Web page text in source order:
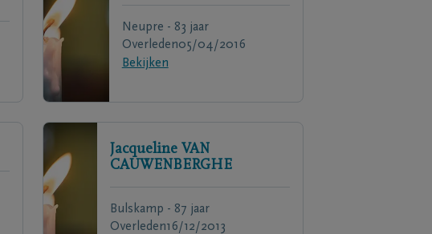
Neupre - 83 jaar
Overleden05/04/2016
Bekijken
Jacqueline VAN
CAUWENBERGHE
Bulskamp - 87 jaar
Overleden16/12/2013